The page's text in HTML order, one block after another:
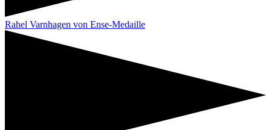
Rahel Varnhagen von Ense-Medaille